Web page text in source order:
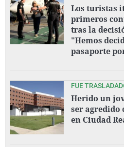
Los turistas
primeros
tras la
"Hemos
pasaporte
FUE
Herido un
ser agredido
en Ciudad